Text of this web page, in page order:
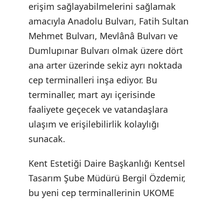
erişim sağlayabilmelerini sağlamak
amacıyla Anadolu Bulvarı, Fatih Sultan
Mehmet Bulvarı, Mevlânâ Bulvarı ve
Dumlupınar Bulvarı olmak üzere dört
ana arter üzerinde sekiz ayrı noktada
cep terminalleri inşa ediyor. Bu
terminaller, mart ayı içerisinde
faaliyete geçecek ve vatandaşlara
ulaşım ve erişilebilirlik kolaylığı
sunacak.
Kent Estetiği Daire Başkanlığı Kentsel
Tasarım Şube Müdürü Bergil Özdemir,
bu yeni cep terminallerinin UKOME